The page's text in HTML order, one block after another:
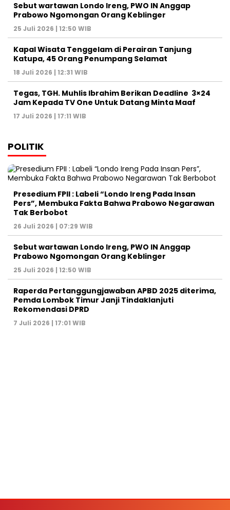
Sebut wartawan Londo Ireng, PWO IN Anggap
Prabowo Ngomongan Orang Keblinger
25 Juli 2026 | 12:50 WIB
Kapal Wisata Tenggelam di Perairan Tanjung
Katupa, 45 Orang Penumpang Selamat
18 Juli 2026 | 12:31 WIB
Tegas, TGH. Muhlis Ibrahim Berikan Deadline 3×24
Jam Kepada TV One Untuk Datang Minta Maaf
17 Juli 2026 | 17:11 WIB
POLITIK
Presedium FPII : Labeli “Londo Ireng Pada Insan
Pers”, Membuka Fakta Bahwa Prabowo Negarawan
Tak Berbobot
26 Juli 2026 | 07:29 WIB
Sebut wartawan Londo Ireng, PWO IN Anggap
Prabowo Ngomongan Orang Keblinger
25 Juli 2026 | 12:50 WIB
Raperda Pertanggungjawaban APBD 2025 diterima,
Pemda Lombok Timur Janji Tindaklanjuti
Rekomendasi DPRD
7 Juli 2026 | 17:01 WIB